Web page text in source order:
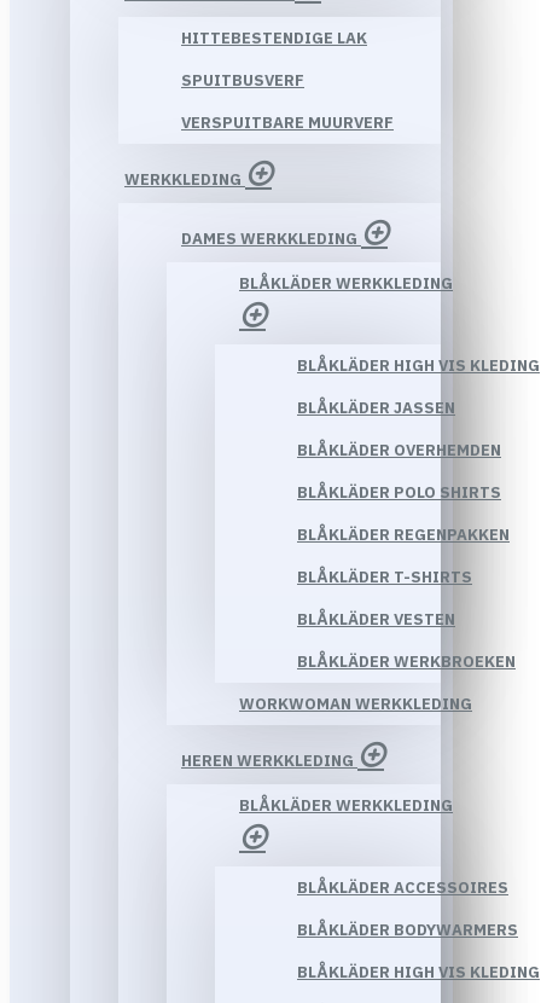
HITTEBESTENDIGE LAK
SPUITBUSVERF
VERSPUITBARE MUURVERF
WERKKLEDING
DAMES WERKKLEDING
BLÅKLÄDER WERKKLEDING
BLÅKLÄDER HIGH VIS KLEDING
BLÅKLÄDER JASSEN
BLÅKLÄDER OVERHEMDEN
BLÅKLÄDER POLO SHIRTS
BLÅKLÄDER REGENPAKKEN
BLÅKLÄDER T-SHIRTS
BLÅKLÄDER VESTEN
BLÅKLÄDER WERKBROEKEN
WORKWOMAN WERKKLEDING
HEREN WERKKLEDING
BLÅKLÄDER WERKKLEDING
BLÅKLÄDER ACCESSOIRES
BLÅKLÄDER BODYWARMERS
BLÅKLÄDER HIGH VIS KLEDING